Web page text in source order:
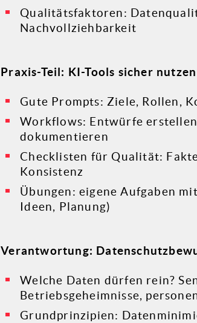
Qualitätsfaktoren:
Nachvollziehbarkeit
Praxis-Teil: KI-Tools sicher nutzen
Gute Prompts: Ziele, Rollen,
Workflows: Entwürfe
dokumentieren
Checklisten für Qualität:
Konsistenz
Übungen: eigene Aufgaben
Ideen, Planung)
Verantwortung:
Welche Daten dürfen rein?
Betriebsgeheimnisse,
Grundprinzipien: